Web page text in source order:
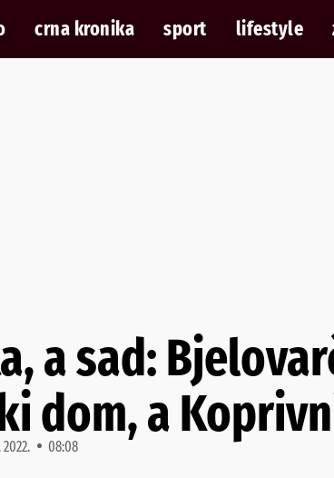
crna kronika sport lifestyle
a sad:
dom, a
2022. 08:08